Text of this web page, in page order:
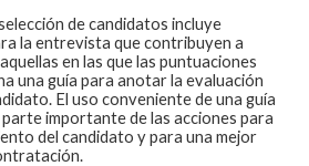
de candidatos incluye
la entrevista que contribuyen a
en las que las puntuaciones
una guía para anotar la evaluación
El uso conveniente de una guía
importante de las acciones para
del candidato y para una mejor